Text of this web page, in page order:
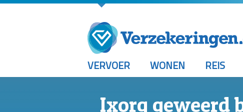
VERVOER WONEN REIS
Ixorg geweerd